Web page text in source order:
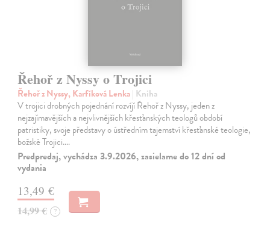
Řehoř z Nyssy o Trojici
Řehoř z Nyssy, Karfíková Lenka| Kniha
V trojici drobných pojednání rozvíjí Řehoř z Nyssy, jeden z
nejzajímavějších a nejvlivnějších křesťanských teologů období
patristiky, svoje představy o ústředním tajemství křesťanské teologie,
božské Trojici.…
Predpredaj, vychádza 3.9.2026, zasielame do 12 dní od
vydania
13,49 €
14,99 € ?